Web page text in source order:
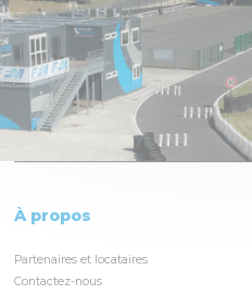
À propos
Partenaires et locataires
Contactez-nous